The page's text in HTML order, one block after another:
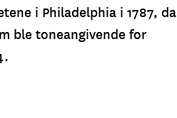
i Philadelphia i 1787, da
ble toneangivende for